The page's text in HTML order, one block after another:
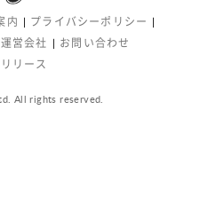
内
プライバシーポリシー
運営会社
お問い合わせ
リース
All rights reserved.